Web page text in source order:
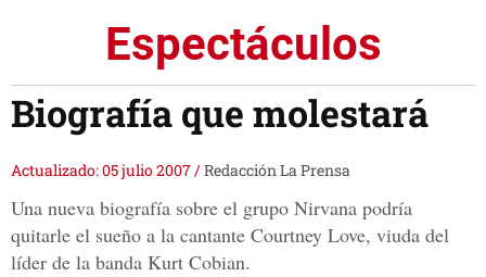
Espectáculos
Biografía que molestará
Actualizado: 05 julio 2007/Redacción La Prensa
Una nueva biografía sobre el grupo Nirvana podría
quitarle el sueño a la cantante Courtney Love, viuda del
líder de la banda Kurt Cobian.